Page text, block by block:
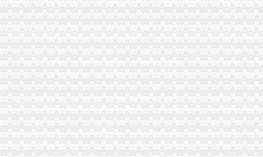
全系统三个单位分别被评为全国和全市重庆代办公司三八红旗集体
市渝中区代办营业执照局加快企业信用信息联合征信系统开发建设
九龙坡局重庆代办营业执照加执法监督防止执法腐败
巴南局渝中区代办公司坚持五字方针稳步推进3·15系列活动
铜梁局重庆代办营业执照迅速做好年检准备工作
认真开展“解放思想，更新观念”渝中区代办公司大讨论 积促外资工作扎实推进
市重庆代办公司局召开全市工商系统理商业贿赂专项工作会议
九龙坡局重庆代办公司六项措施构筑食品安全监管网
市渝中区工商代办局召开农资商品质量抽检新闻发布会
江北局重庆代办营业执照整广告初见成效
梁平局消委六项措施推进“金周”重庆代办营业执照维权工作
开县局重庆代办公司四措并举造平安工商
永川局渝中区工商代办抓住三个环节化风廉政建设工作